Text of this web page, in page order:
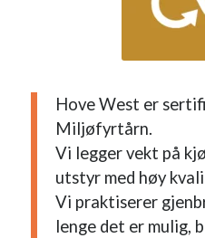
Hove West er
Miljøfyrtårn.
Vi legger vekt på
utstyr med høy
Vi praktiserer
lenge det er mulig,